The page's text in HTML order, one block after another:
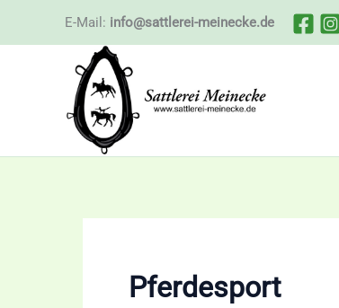
E-Mail: info@sattlerei-meinecke.de
Pferdesport